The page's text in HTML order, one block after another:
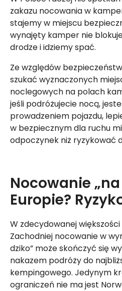
zakazu nocowania w
stajemy w miejscu
wynajęty kamper nie
drodze i idziemy spać.
Ze względów
szukać wyznaczonych
noclegowych na polach
jeśli podróżujecie nocą,
prowadzeniem pojazdu,
w bezpiecznym dla ruchu
odpoczynek niż ryzykować
Nocowanie
Europie?
W zdecydowanej
Zachodniej nocowanie w
dziko” może skończyć się
nakazem podróży do
kempingowego. Jedynym
ograniczeń nie ma jest